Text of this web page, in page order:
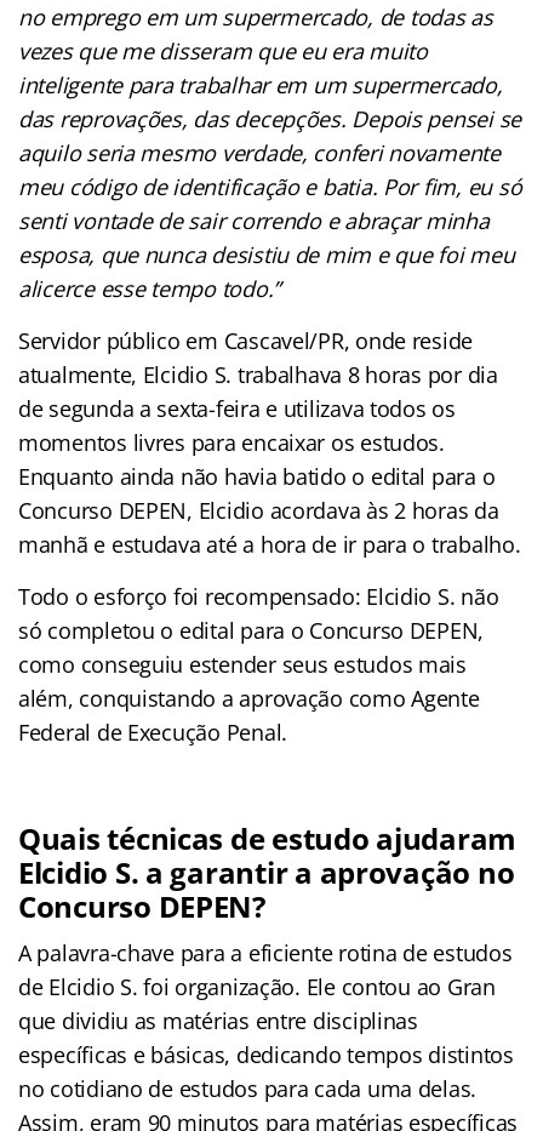
no emprego em um supermercado, de todas as
vezes que me disseram que eu era muito
inteligente para trabalhar em um supermercado,
das reprovações, das decepções. Depois pensei se
aquilo seria mesmo verdade, conferi novamente
meu código de identificação e batia. Por fim, eu só
senti vontade de sair correndo e abraçar minha
esposa, que nunca desistiu de mim e que foi meu
alicerce esse tempo todo.”
Servidor público em Cascavel/PR, onde reside
atualmente, Elcidio S. trabalhava 8 horas por dia
de segunda a sexta-feira e utilizava todos os
momentos livres para encaixar os estudos.
Enquanto ainda não havia batido o edital para o
Concurso DEPEN, Elcidio acordava às 2 horas da
manhã e estudava até a hora de ir para o trabalho.
Todo o esforço foi recompensado: Elcidio S. não
só completou o edital para o Concurso DEPEN,
como conseguiu estender seus estudos mais
além, conquistando a aprovação como Agente
Federal de Execução Penal.
Quais técnicas de estudo ajudaram
Elcidio S. a garantir a aprovação no
Concurso DEPEN?
A palavra-chave para a eficiente rotina de estudos
de Elcidio S. foi organização. Ele contou ao Gran
que dividiu as matérias entre disciplinas
específicas e básicas, dedicando tempos distintos
no cotidiano de estudos para cada uma delas.
Assim, eram 90 minutos para matérias específicas